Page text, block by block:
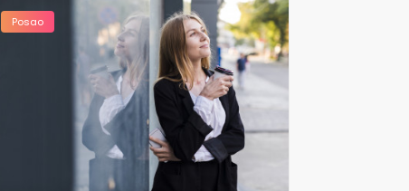
Posao